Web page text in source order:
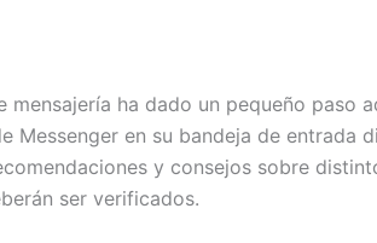
ha dado un pequeño paso
Messenger en su bandeja de entrada
y consejos sobre
ser verificados.